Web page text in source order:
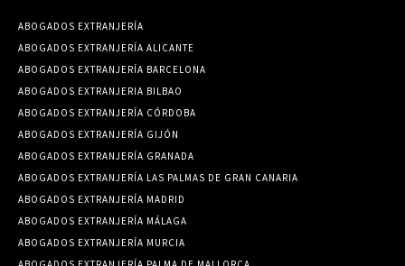
ABOGADOS EXTRANJERÍA
ABOGADOS EXTRANJERÍA ALICANTE
ABOGADOS EXTRANJERÍA BARCELONA
ABOGADOS EXTRANJERIA BILBAO
ABOGADOS EXTRANJERÍA CÓRDOBA
ABOGADOS EXTRANJERÍA GIJÓN
ABOGADOS EXTRANJERÍA GRANADA
ABOGADOS EXTRANJERÍA LAS PALMAS DE GRAN CANARIA
ABOGADOS EXTRANJERÍA MADRID
ABOGADOS EXTRANJERÍA MÁLAGA
ABOGADOS EXTRANJERÍA MURCIA